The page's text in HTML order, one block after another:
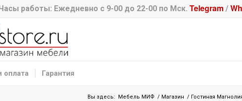
работы: Ежедневно с 9-00 до 22-00 по Мск. Telegram /
оплата Гарантия
Вы здесь: Мебель МИФ / Магазин / Гостиная